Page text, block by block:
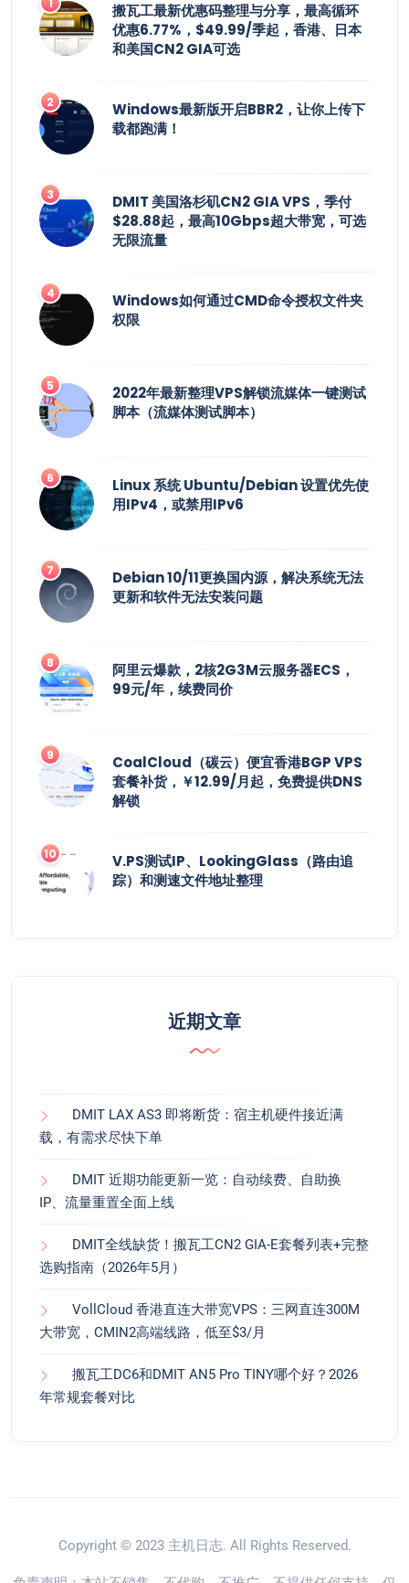
搬瓦工最新优惠码整理与分享，最高循环
优惠6.77%，$49.99/季起，香港、日本
和美国CN2 GIA可选
Windows最新版开启BBR2，让你上传下
载都跑满！
DMIT 美国洛杉矶CN2 GIA VPS，季付
$28.88起，最高10Gbps超大带宽，可选
无限流量
Windows如何通过CMD命令授权文件夹
权限
2022年最新整理VPS解锁流媒体一键测试
脚本（流媒体测试脚本）
Linux 系统 Ubuntu/Debian 设置优先使
用IPv4，或禁用IPv6
Debian 10/11更换国内源，解决系统无法
更新和软件无法安装问题
阿里云爆款，2核2G3M云服务器ECS，
99元/年，续费同价
CoalCloud（碳云）便宜香港BGP VPS
套餐补货，￥12.99/月起，免费提供DNS
解锁
V.PS测试IP、LookingGlass（路由追
踪）和测速文件地址整理
近期文章
DMIT LAX AS3 即将断货：宿主机硬件接近满
载，有需求尽快下单
DMIT 近期功能更新一览：自动续费、自助换
IP、流量重置全面上线
DMIT全线缺货！搬瓦工CN2 GIA-E套餐列表+完整
选购指南（2026年5月）
VollCloud 香港直连大带宽VPS：三网直连300M
大带宽，CMIN2高端线路，低至$3/月
搬瓦工DC6和DMIT AN5 Pro TINY哪个好？2026
年常规套餐对比
Copyright © 2023 主机日志. All Rights Reserved.